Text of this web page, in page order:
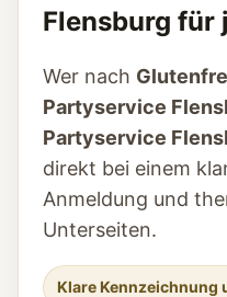
Flensburg für
Wer nach
Partyservice
Partyservice
direkt bei einem
Anmeldung und
Unterseiten.
Klare Kennzeichnung